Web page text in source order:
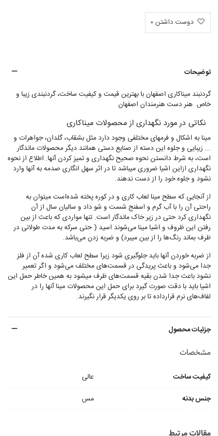
دوست داشتن0
توضیحات
گردنبند میناکاری اصفهان با بهترین قیمت و کیفیت ساخت، گردنبندی زیبا و
خاص هنر دست هنرمندان اصفهان
نکاتی در مورد نگهداری از محصولات میناکاری
مینا به اشکال و فرمهای مختلفی وجود دارد مثل بشقاب، گلدان، جواهرات و
... زیبایی و جلوه این دسته از صنایع دستی همانند دیگر محصولات ماندگار
است، به شرط دانستن نحوه صحیح نگهداری و تمیز کردن آنها. اطلاع از نحوه
نگهداری ازاین اشیا ضروری میباشد تا در اثر سهل انگاری صدمه به آنها وارد
نشود و جلوه خود را از دست ندهند.
از آنجایی که سطح مینا لعاب کاری و در کوره پخته شده‌است میتوان به
راحتی آن را با آب گرم و اسفنج شست و شو داد و سالیان سال از آن
نگهداری کرد حتی در زیر خاک ماندگار است. تنها مواردی که باعث از بین
رفتن این ظروف و اشیا مینا می‌شوند اسید ( حتی سرکه به مدت طولانی در
ظرف بماند رنگ‌ها را از بین میبرد) و ضربه زدن می‌باشد.
از ضربه خوردن آنها باید جلوگیری شود زیرا سطح لعاب کاری شده آن از فلز
جدا می‌شود و باعث پریدگی در قسمت‌های مختلف می‌شود و اگر تعمیر
نشود باعث جدا شدن بقیه قسمت‌های ظرف میشود به همین خاطر حمل این
اشیا باید با دقت صورت گیرد برای حمل این محصولات مینا آنها را در
لفاف‌های نرم قرارداده تا بر روی یکدیگر قرار نگیرند.
جزئیات محصول
مشخصات
کیفیت ساخت
عالی
جنس بدنه
مس
مقالات مرتبط